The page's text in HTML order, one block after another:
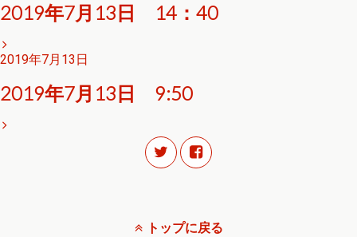
2019年7月13日 14：40
2019年7月13日
2019年7月13日 9:50
トップに戻る